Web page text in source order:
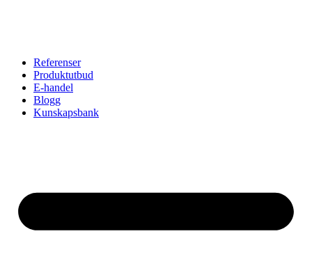
Referenser
Produktutbud
E-handel
Blogg
Kunskapsbank